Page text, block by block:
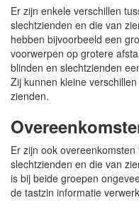
Er zijn enkele verschillen
slechtzienden en die van
hebben bijvoorbeeld een
voorwerpen op grotere
blinden en slechtzienden
Zij kunnen kleine
zienden.
Er zijn ook
slechtzienden en die van
is bij beide groepen
de tastzin informatie